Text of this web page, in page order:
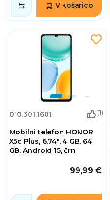
V košarico
010.301.1601 (1)
Mobilni telefon HONOR
X5c Plus, 6,74", 4 GB, 64
GB, Android 15, črn
99,99 €